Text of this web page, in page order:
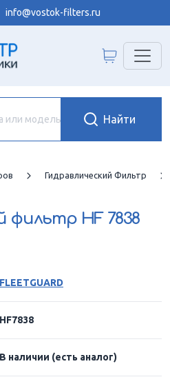
info@vostok-filters.ru
Гидравлический Фильтр
фильтр HF 7838
FLEETGUARD
HF7838
В наличии (есть аналог)